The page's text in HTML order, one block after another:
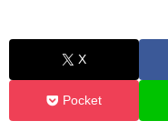
X
Pocket